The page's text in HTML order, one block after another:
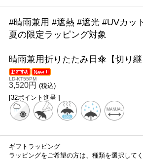
#晴雨兼用 #遮熱 #遮光 #UVカッ
夏の限定ラッピング対象
晴雨兼用折りたたみ日傘【切り継
LD-KT55PM
3,520円 (税込)
[32ポイント進呈 ]
ギフトラッピング
ラッピングをご希望の方は、種類を選択してく